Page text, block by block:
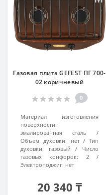
Газовая плита GEFEST ПГ 700-
02 коричневый
0
Материал изготовления
поверхности:
эмалированная сталь
Объем духовки:
нет
Тип
духовки:
газовый
Число
газовых конфорок:
2
Электроподжиг: нет
20 340 ₸